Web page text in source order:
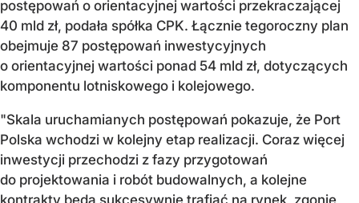
postępowań o orientacyjnej wartości przekraczającej
40 mld zł, podała spółka CPK. Łącznie tegoroczny plan
obejmuje 87 postępowań inwestycyjnych
o orientacyjnej wartości ponad 54 mld zł, dotyczących
komponentu lotniskowego i kolejowego.
"Skala uruchamianych postępowań pokazuje, że Port
Polska wchodzi w kolejny etap realizacji. Coraz więcej
inwestycji przechodzi z fazy przygotowań
do projektowania i robót budowalnych, a kolejne
kontrakty będą sukcesywnie trafiać na rynek, zgonie